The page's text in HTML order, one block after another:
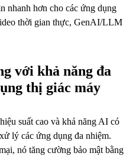
nhanh hơn cho các ứng dụng
thời gian thực, GenAI/LLM
với khả năng đa
thị giác máy
suất cao và khả năng AI có
lý các ứng dụng đa nhiệm.
nó tăng cường bảo mật bằng